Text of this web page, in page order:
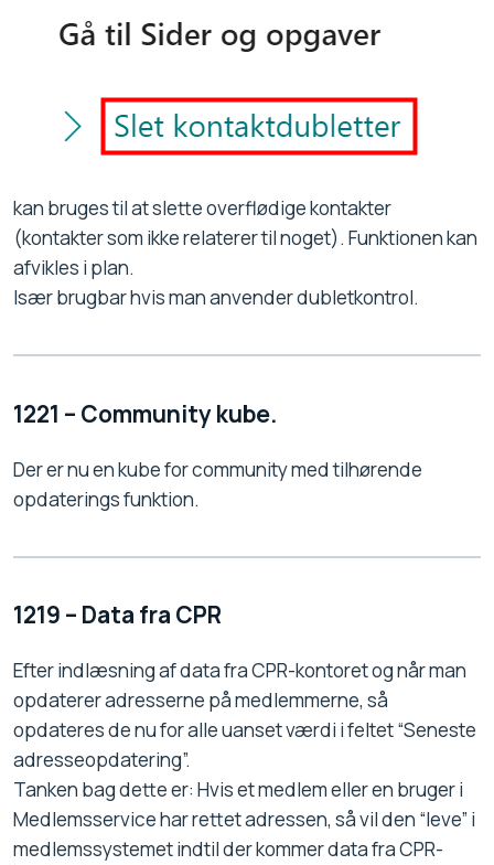
kan bruges til at slette overflødige kontakter
(kontakter som ikke relaterer til noget). Funktionen kan
afvikles i plan.
Især brugbar hvis man anvender dubletkontrol.
1221 – Community kube.
Der er nu en kube for community med tilhørende
opdaterings funktion.
1219 – Data fra CPR
Efter indlæsning af data fra CPR-kontoret og når man
opdaterer adresserne på medlemmerne, så
opdateres de nu for alle uanset værdi i feltet “Seneste
adresseopdatering”.
Tanken bag dette er: Hvis et medlem eller en bruger i
Medlemsservice har rettet adressen, så vil den “leve” i
medlemssystemet indtil der kommer data fra CPR-